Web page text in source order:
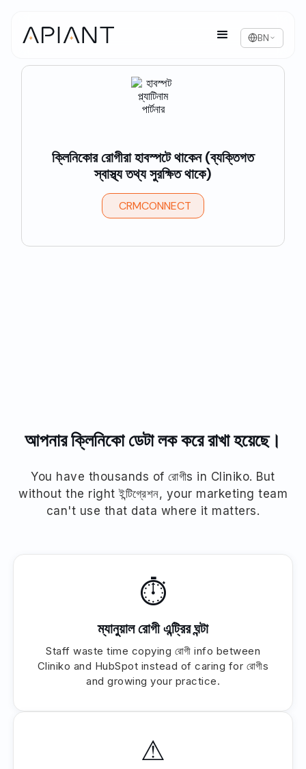
BN
ক্লিনিকোর রোগীরা হাবস্পটে থাকেন (ব্যক্তিগত
স্বাস্থ্য তথ্য সুরক্ষিত থাকে)
CRMCONNECT
আপনার ক্লিনিকো ডেটা লক করে রাখা হয়েছে।
You have thousands of রোগীs in Cliniko. But
without the right ইন্টিগ্রেশন, your marketing team
can't use that data where it matters.
⏱
ম্যানুয়াল রোগী এন্ট্রির ঘন্টা
Staff waste time copying রোগী info between
Cliniko and HubSpot instead of caring for রোগীs
and growing your practice.
⚠